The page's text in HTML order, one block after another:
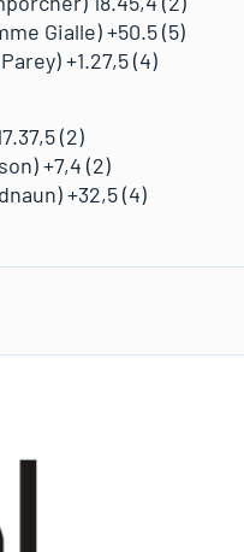
Gialle) +50.5 (5)
+1.27,5 (4)
(2)
+7,4 (2)
+32,5 (4)